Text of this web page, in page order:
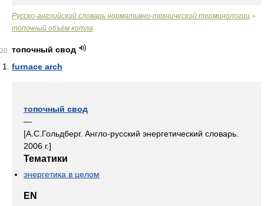
Русско-английский словарь нормативно-технической терминологии >
топочный объём котла
20
топочный свод
furnace arch
топочный свод
—
[А.С.Гольдберг. Англо-русский энергетический словарь.
2006 г.]
Тематики
энергетика в целом
EN